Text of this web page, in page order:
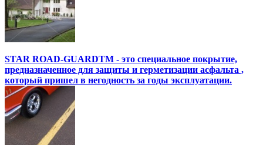
STAR ROAD-GUARDTM - это специальное покрытие,
предназначенное для защиты и герметизации асфальта ,
который пришел в негодность за годы эксплуатации.